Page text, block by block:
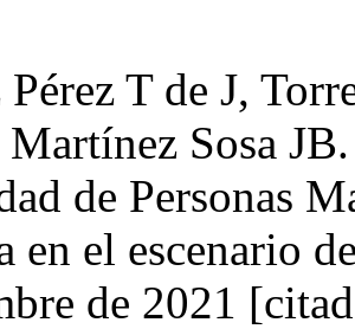
T de J,
Martínez Sosa
de Personas
en el escenario
de 2021